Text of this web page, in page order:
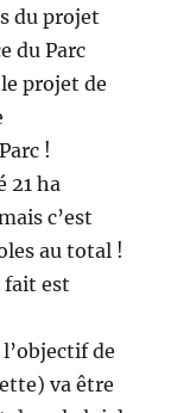
du projet
du Parc
projet de
!
21 ha
c’est
au total !
fait est
de
va être